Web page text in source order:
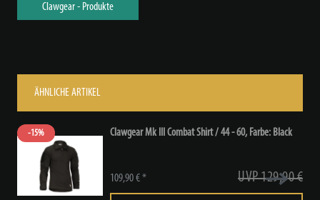
Clawgear - Produkte
ÄHNLICHE ARTIKEL
-15% Clawgear Mk III Combat Shirt / 44 - 60, Farbe: Black
UVP 129,90 €
109,90 € *